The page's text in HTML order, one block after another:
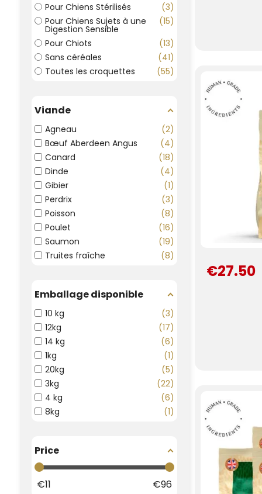
Pour Chiens Stérilisés
3
Pour Chiens Sujets à une
Digestion Sensible
15
Pour Chiots
13
Sans céréales
41
Toutes les croquettes
55
Viande
Agneau
2
Bœuf Aberdeen Angus
4
Canard
18
Dinde
4
Gibier
1
Perdrix
3
Poisson
8
Poulet
16
Saumon
19
Truites fraîche
8
Emballage disponible
10 kg
3
12kg
17
14 kg
6
1kg
1
20kg
5
3kg
22
4 kg
6
8kg
1
Price
€11 €96
€27.50